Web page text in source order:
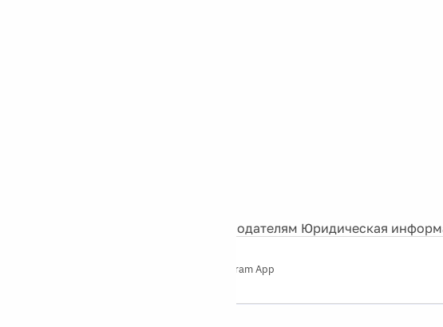
Рекламодателям Юридическая
Telegram App